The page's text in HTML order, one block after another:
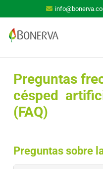
Preguntas
césped
(FAQ)
Preguntas sobre